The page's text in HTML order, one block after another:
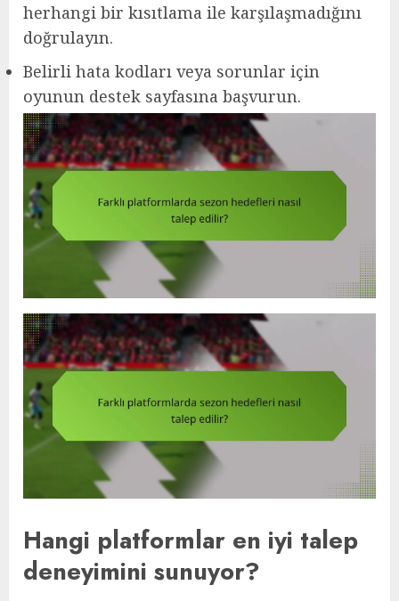
herhangi bir kısıtlama ile karşılaşmadığını
doğrulayın.
Belirli hata kodları veya sorunlar için
oyunun destek sayfasına başvurun.
Hangi platformlar en iyi talep
deneyimini sunuyor?